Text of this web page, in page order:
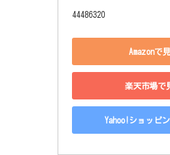
44486320
Amazonで
楽天市場で
Yahoo!ショッピ